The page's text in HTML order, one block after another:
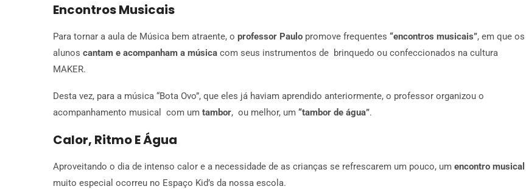
Encontros Musicais
Para tornar a aula de Música bem atraente, o professor Paulo promove frequentes “encontros musicais”, em que os
alunos cantam e acompanham a música com seus instrumentos de brinquedo ou confeccionados na cultura
MAKER.
Desta vez, para a música “Bota Ovo”, que eles já haviam aprendido anteriormente, o professor organizou o
acompanhamento musical com um tambor, ou melhor, um “tambor de água”.
Calor, Ritmo E Água
Aproveitando o dia de intenso calor e a necessidade de as crianças se refrescarem um pouco, um encontro musical
muito especial ocorreu no Espaço Kid’s da nossa escola.